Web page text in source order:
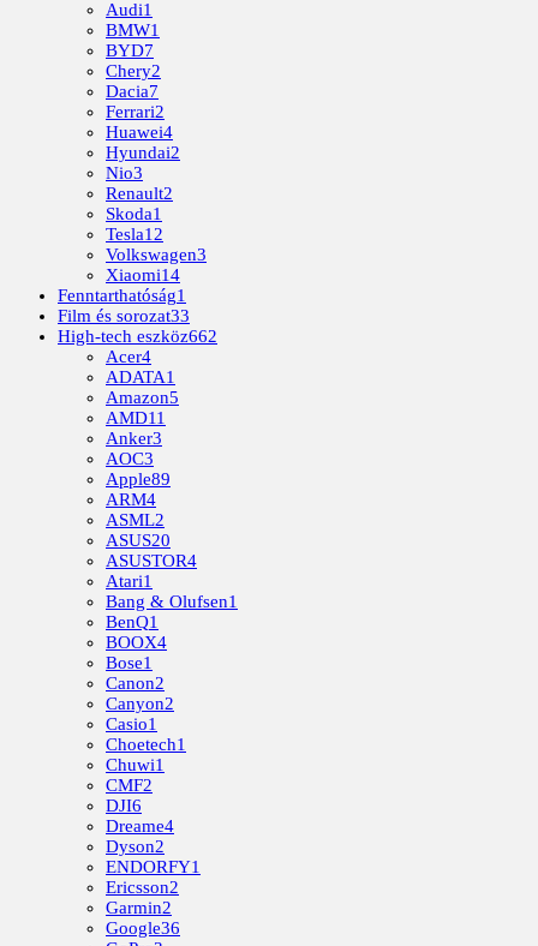
Audi1
BMW1
BYD7
Chery2
Dacia7
Ferrari2
Huawei4
Hyundai2
Nio3
Renault2
Skoda1
Tesla12
Volkswagen3
Xiaomi14
Fenntarthatóság1
Film és sorozat33
High-tech eszköz662
Acer4
ADATA1
Amazon5
AMD11
Anker3
AOC3
Apple89
ARM4
ASML2
ASUS20
ASUSTOR4
Atari1
Bang & Olufsen1
BenQ1
BOOX4
Bose1
Canon2
Canyon2
Casio1
Choetech1
Chuwi1
CMF2
DJI6
Dreame4
Dyson2
ENDORFY1
Ericsson2
Garmin2
Google36